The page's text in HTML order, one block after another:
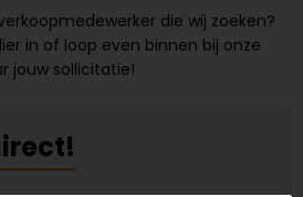
die wij zoeken?
in of loop even binnen bij onze
jouw sollicitatie!